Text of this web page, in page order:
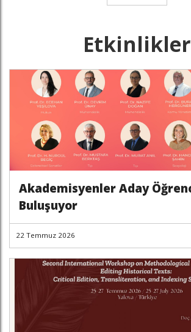
Etkinlikler
Akademisyenler Aday
Buluşuyor
22 Temmuz 2026